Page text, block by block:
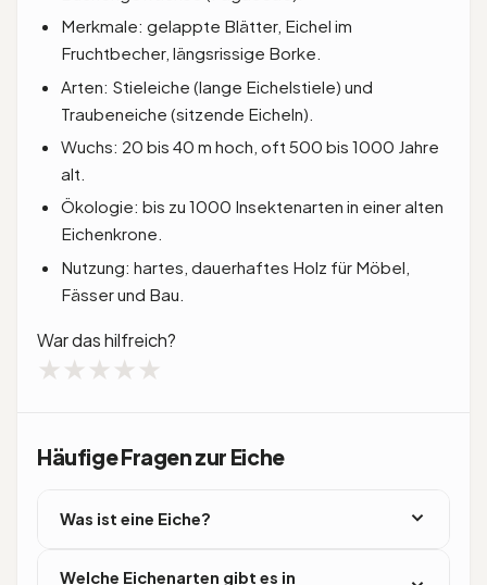
Merkmale: gelappte Blätter, Eichel im
Fruchtbecher, längsrissige Borke.
Arten: Stieleiche (lange Eichelstiele) und
Traubeneiche (sitzende Eicheln).
Wuchs: 20 bis 40 m hoch, oft 500 bis 1000 Jahre
alt.
Ökologie: bis zu 1000 Insektenarten in einer alten
Eichenkrone.
Nutzung: hartes, dauerhaftes Holz für Möbel,
Fässer und Bau.
War das hilfreich?
★ ★ ★ ★ ★
Häufige Fragen zur Eiche
Was ist eine Eiche?
Welche Eichenarten gibt es in